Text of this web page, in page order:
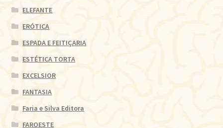
ELEFANTE
ERÓTICA
ESPADA E FEITIÇARIA
ESTÉTICA TORTA
EXCELSIOR
FANTASIA
Faria e Silva Editora
FAROESTE